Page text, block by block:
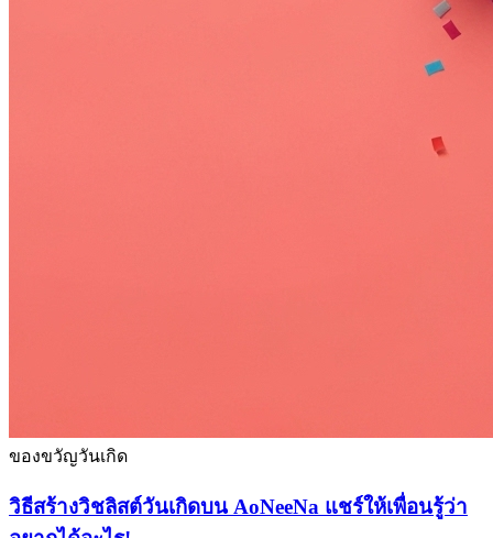
ของขวัญวันเกิด
วิธีสร้างวิชลิสต์วันเกิดบน AoNeeNa แชร์ให้เพื่อนรู้ว่า